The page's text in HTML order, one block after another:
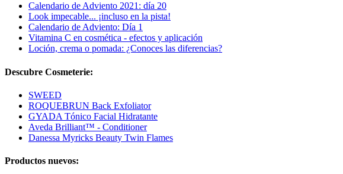
Calendario de Adviento 2021: día 20
Look impecable... ¡incluso en la pista!
Calendario de Adviento: Día 1
Vitamina C en cosmética - efectos y aplicación
Loción, crema o pomada: ¿Conoces las diferencias?
Descubre Cosmeterie:
SWEED
ROQUEBRUN Back Exfoliator
GYADA Tónico Facial Hidratante
Aveda Brilliant™ - Conditioner
Danessa Myricks Beauty Twin Flames
Productos nuevos: